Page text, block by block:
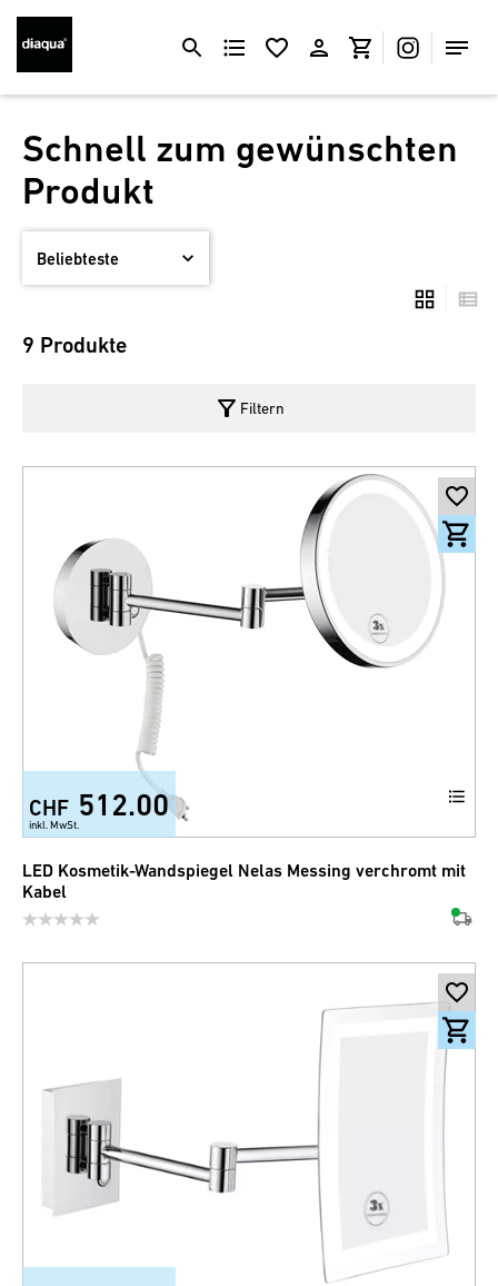
Schnell zum gewünschten
Produkt
9 Produkte
filter_alt Filtern
CHF 512.00
inkl. MwSt.
LED Kosmetik-Wandspiegel Nelas Messing verchromt mit
Kabel